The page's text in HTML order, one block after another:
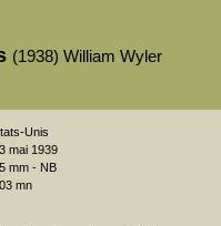
(1938) William Wyler
Unis
mai 1939
mm - NB
mn